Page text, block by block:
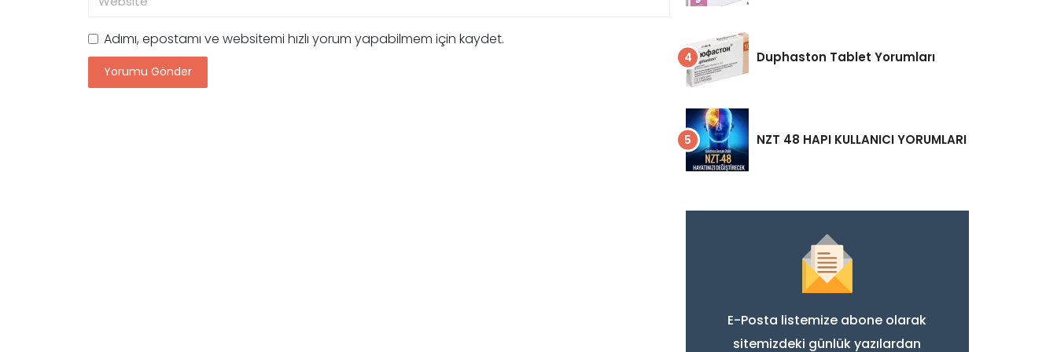
Adımı, epostamı ve websitemi hızlı yorum yapabilmem için kaydet.
Duphaston Tablet Yorumları
NZT 48 HAPI KULLANICI YORUMLARI
E-Posta listemize abone olarak
sitemizdeki günlük yazılardan